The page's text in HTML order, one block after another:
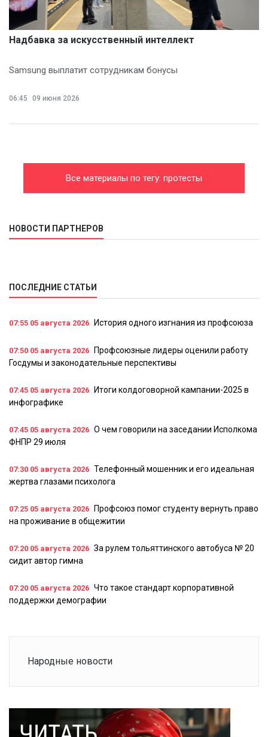
Надбавка за искусственный интеллект
Samsung выплатит сотрудникам бонусы
06:45 09 июня 2026
Все материалы по тегу: протесты
НОВОСТИ ПАРТНЕРОВ
ПОСЛЕДНИЕ СТАТЬИ
07:55 05 августа 2026 История одного изгнания из профсоюза
07:50 05 августа 2026
Профсоюзные лидеры оценили работу
Госдумы и законодательные перспективы
07:45 05 августа 2026
Итоги колдоговорной кампании-2025 в
инфографике
07:45 05 августа 2026 О чем говорили на заседании Исполкома
ФНПР 29 июля
07:30 05 августа 2026 Телефонный мошенник и его идеальная
жертва глазами психолога
07:25 05 августа 2026
Профсоюз помог студенту вернуть право
на проживание в общежитии
07:20 05 августа 2026 За рулем тольяттинского автобуса № 20
сидит автор гимна
07:20 05 августа 2026 Что такое стандарт корпоративной
поддержки демографии
Народные новости